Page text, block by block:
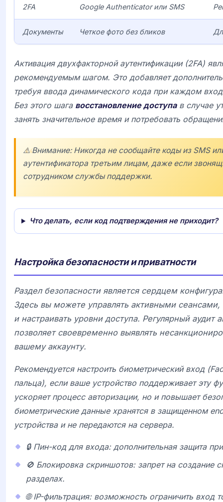
2FA Google Authenticator или SMS
Документы Четкое фото без бликов
Активация двухфакторной аутентификации (2FA)
рекомендуемым шагом. Это добавляет
требуя ввода динамического кода при каждом
Без этого шага восстановление доступав случае
занять значительное время и потребовать
⚠️ Внимание: Никогда не сообщайте коды из SMS
аутентификатора третьим лицам, даже если
сотрудником службы поддержки.
Что делать, если код подтверждения не приходит?
Настройка безопасности и приватности
Раздел безопасности является сердцем
Здесь вы можете управлять активными
и настраивать уровни доступа. Регулярный аудит
позволяет своевременно выявлять
вашему аккаунту.
Рекомендуется настроить биометрический вход
пальца), если ваше устройство поддерживает эту
ускоряет процесс авторизации, но и повышает
биометрические данные хранятся в защищенном
устройства и не передаются на сервера.
🔒 Пин-код для входа: дополнительная защита
🚫 Блокировка скриншотов: запрет на создание
разделах.
🌐 IP-фильтрация: возможность ограничить вход